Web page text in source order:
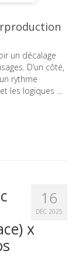
un décalage
D’un côté,
rythme
les logiques …
16
DÉC 2025
x